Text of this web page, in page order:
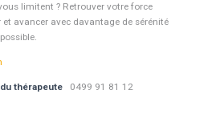
limitent ? Retrouver votre force
avancer avec davantage de sérénité
thérapeute 0499 91 81 12